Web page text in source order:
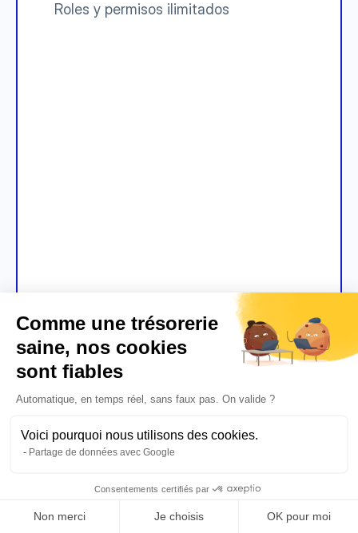
Comme une trésorerie
saine, nos cookies
sont fiables
Automatique, en temps réel, sans faux pas. On valide ?
Voici pourquoi nous utilisons des cookies.
Partage de données avec Google
Consentements certifiés par
Non merci Je choisis OK pour moi
Roles y permisos ilimitados
Prueba ahora
Empresa